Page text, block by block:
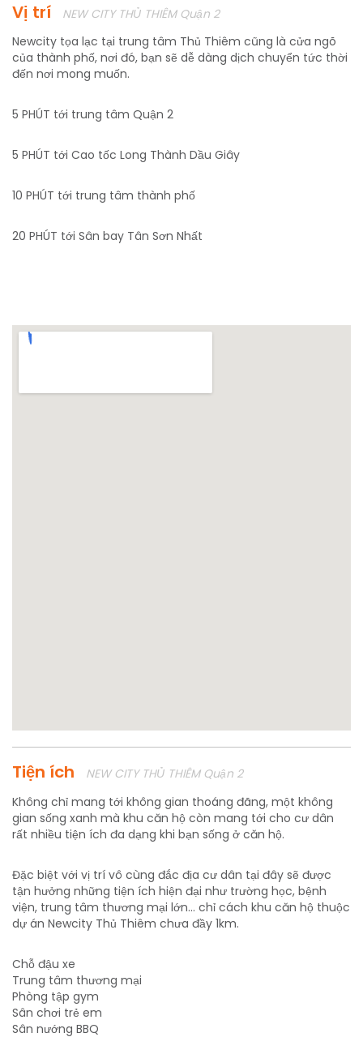
Vị trí
NEW CITY THỦ THIÊM Quận 2
Newcity tọa lạc tại trung tâm Thủ Thiêm cũng là cửa ngõ
của thành phố, nơi đó, bạn sẽ dễ dàng dịch chuyển tức thời
đến nơi mong muốn.
5 PHÚT tới trung tâm Quận 2
5 PHÚT tới Cao tốc Long Thành Dầu Giây
10 PHÚT tới trung tâm thành phố
20 PHÚT tới Sân bay Tân Sơn Nhất
Tiện ích
NEW CITY THỦ THIÊM Quận 2
Không chỉ mang tới không gian thoáng đãng, một không
gian sống xanh mà khu căn hộ còn mang tới cho cư dân
rất nhiều tiện ích đa dạng khi bạn sống ở căn hộ.
Đặc biệt với vị trí vô cùng đắc địa cư dân tại đây sẽ được
tận hưởng những tiện ích hiện đại như trường học, bệnh
viện, trung tâm thương mại lớn... chỉ cách khu căn hộ thuộc
dự án Newcity Thủ Thiêm chưa đầy 1km.
Chỗ đậu xe
Trung tâm thương mại
Phòng tập gym
Sân chơi trẻ em
Sân nướng BBQ